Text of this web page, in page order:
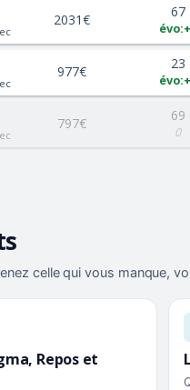
2031€ 67
977€ 23
797€ 69
0
celle qui vous manque,
Repos et